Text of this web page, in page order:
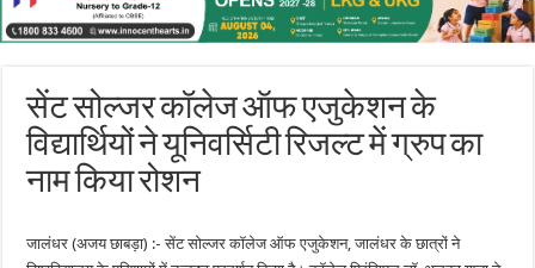
सेंट सोल्जर कॉलेज ऑफ एजुकेशन के
विद्यार्थियों ने यूनिवर्सिटी रिजल्ट में ग्रुप का
नाम किया रोशन
जालंधर (अजय छाबड़ा) :- सेंट सोल्जर कॉलेज ऑफ एजुकेशन, जालंधर के छात्रों ने